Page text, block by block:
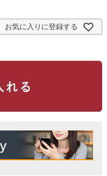
お気に入りに登録する